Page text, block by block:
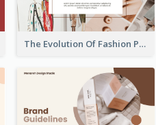
The Evolution Of Fashion Presentation